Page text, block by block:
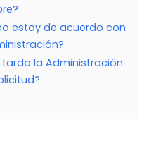
estoy de acuerdo con
la Administración